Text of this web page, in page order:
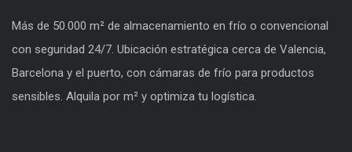
Más de 50.000 m² de almacenamiento en frío o convencional
con seguridad 24/7. Ubicación estratégica cerca de Valencia,
Barcelona y el puerto, con cámaras de frío para productos
sensibles. Alquila por m² y optimiza tu logística.